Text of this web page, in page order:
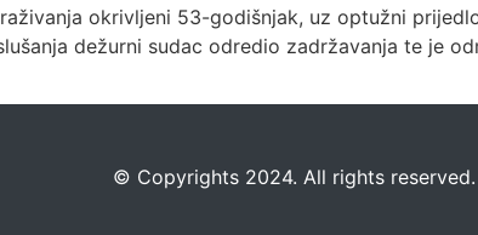
okrivljeni 53-godišnjak, uz optužni
dežurni sudac odredio zadržavanja te je
©️ Copyrights 2024. All rights reserved.